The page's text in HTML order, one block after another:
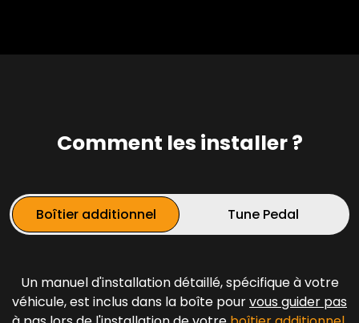
Comment les installer ?
Boîtier additionnel Tune Pedal
Un manuel d'installation détaillé, spécifique à votre
véhicule, est inclus dans la boîte pourvous guider pas